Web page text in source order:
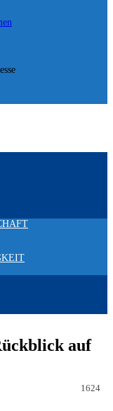
auf
1624